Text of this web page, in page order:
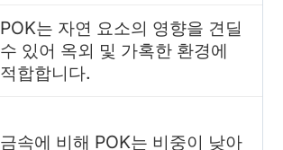
POK는 자연 요소의 영향을 견딜
수 있어 옥외 및 가혹한 환경에
적합합니다.
금속에 비해 POK는 비중이 낮아